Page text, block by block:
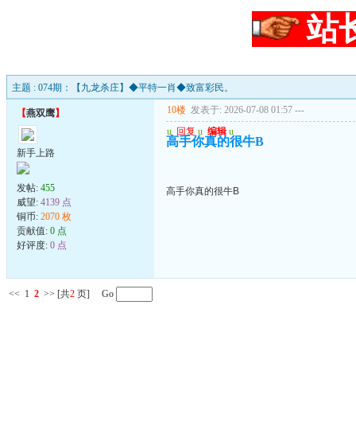
站
主题 : 074期：【九龙杀庄】◆平特一肖◆致富彩民。
【燕双鹰】
新手上路
发帖: 455
威望: 4139 点
铜币: 2070 枚
贡献值: 0 点
好评度: 0 点
10楼 发表于: 2026-07-08 01:57 ---
u 回复 u 编辑 u
高手你真的很牛B
高手你真的很牛B
<< 1 2 >> [共2 页] Go